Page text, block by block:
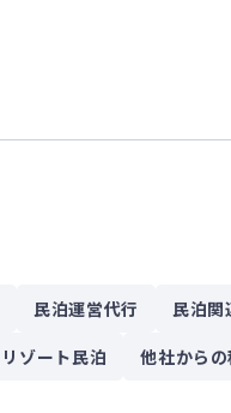
民泊運営代行 民泊関
リゾート民泊 他社からの